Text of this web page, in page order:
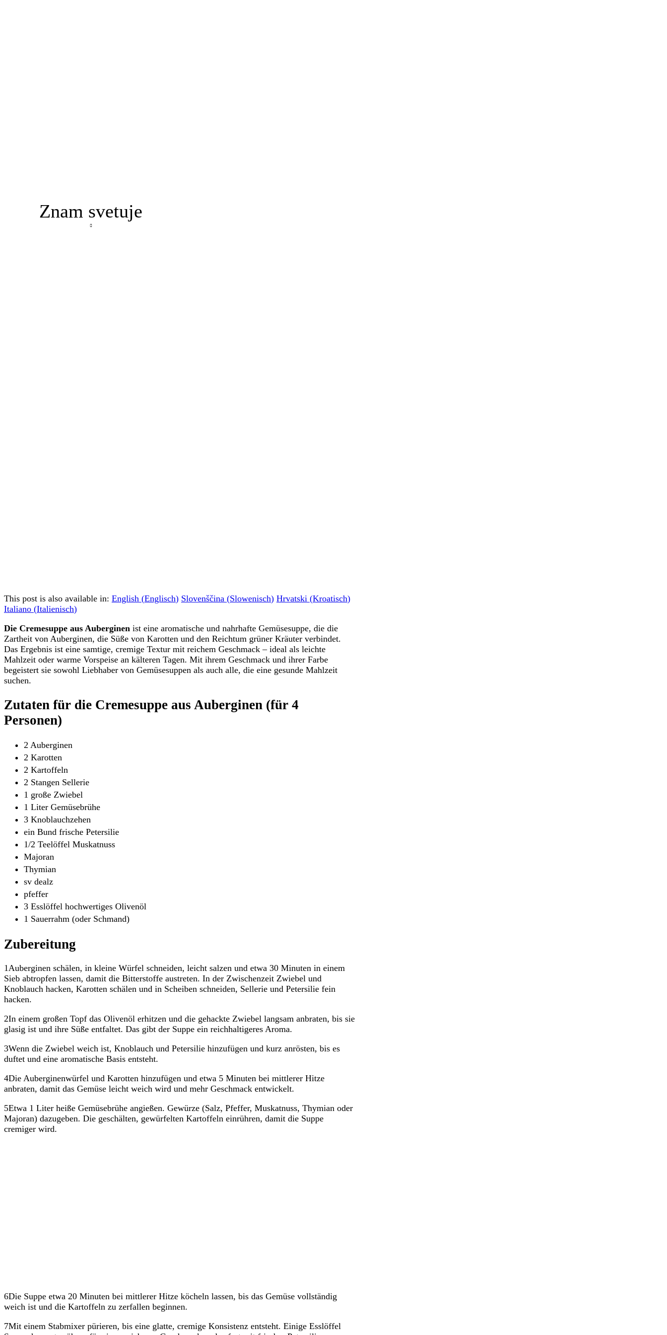
Znam svetuje
This post is also available in: English (Englisch) Slovenščina (Slowenisch) Hrvatski (Kroatisch)
Italiano (Italienisch)
Die Cremesuppe aus Auberginen ist eine aromatische und nahrhafte Gemüsesuppe, die die
Zartheit von Auberginen, die Süße von Karotten und den Reichtum grüner Kräuter verbindet.
Das Ergebnis ist eine samtige, cremige Textur mit reichem Geschmack – ideal als leichte
Mahlzeit oder warme Vorspeise an kälteren Tagen. Mit ihrem Geschmack und ihrer Farbe
begeistert sie sowohl Liebhaber von Gemüsesuppen als auch alle, die eine gesunde Mahlzeit
suchen.
Zutaten für die Cremesuppe aus Auberginen (für 4
Personen)
2 Auberginen
2 Karotten
2 Kartoffeln
2 Stangen Sellerie
1 große Zwiebel
1 Liter Gemüsebrühe
3 Knoblauchzehen
ein Bund frische Petersilie
1/2 Teelöffel Muskatnuss
Majoran
Thymian
sv dealz
pfeffer
3 Esslöffel hochwertiges Olivenöl
1 Sauerrahm (oder Schmand)
Zubereitung
1Auberginen schälen, in kleine Würfel schneiden, leicht salzen und etwa 30 Minuten in einem
Sieb abtropfen lassen, damit die Bitterstoffe austreten. In der Zwischenzeit Zwiebel und
Knoblauch hacken, Karotten schälen und in Scheiben schneiden, Sellerie und Petersilie fein
hacken.
2In einem großen Topf das Olivenöl erhitzen und die gehackte Zwiebel langsam anbraten, bis sie
glasig ist und ihre Süße entfaltet. Das gibt der Suppe ein reichhaltigeres Aroma.
3Wenn die Zwiebel weich ist, Knoblauch und Petersilie hinzufügen und kurz anrösten, bis es
duftet und eine aromatische Basis entsteht.
4Die Auberginenwürfel und Karotten hinzufügen und etwa 5 Minuten bei mittlerer Hitze
anbraten, damit das Gemüse leicht weich wird und mehr Geschmack entwickelt.
5Etwa 1 Liter heiße Gemüsebrühe angießen. Gewürze (Salz, Pfeffer, Muskatnuss, Thymian oder
Majoran) dazugeben. Die geschälten, gewürfelten Kartoffeln einrühren, damit die Suppe
cremiger wird.
6Die Suppe etwa 20 Minuten bei mittlerer Hitze köcheln lassen, bis das Gemüse vollständig
weich ist und die Kartoffeln zu zerfallen beginnen.
7Mit einem Stabmixer pürieren, bis eine glatte, cremige Konsistenz entsteht. Einige Esslöffel